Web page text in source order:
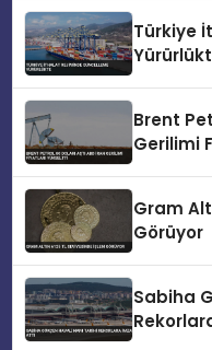
Türkiye
Brent
Gerilimi
Gram
Görüyor
Sabiha